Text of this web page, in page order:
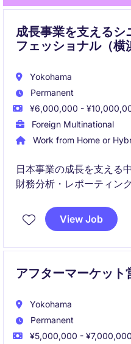
成長事業を支えるシ
フェッショナル（横
Yokohama
Permanent
¥6,000,000 -
Foreign Multinational
Work from Home or
日本事業の成長を支える
財務分析・レポーティン
との連携やFP&A領域に
ンです。
View Job
アフターマーケット
Yokohama
Permanent
¥5,000,000 -